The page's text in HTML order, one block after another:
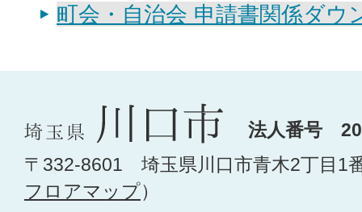
町会・自治会 申請書関係ダウ
法人番号
〒332-8601 埼玉県川口市青木2丁目1
フロアマップ）